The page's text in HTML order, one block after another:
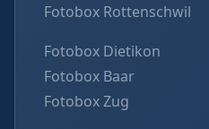
Fotobox Rottenschwil
Fotobox Dietikon
Fotobox Baar
Fotobox Zug